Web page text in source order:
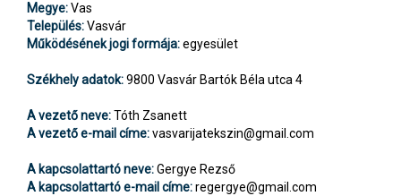
Megye:Vas
Település:Vasvár
Működésének jogi formája:egyesület
Székhely adatok:9800 Vasvár Bartók Béla utca 4
A vezető neve:Tóth Zsanett
A vezető e-mail címe:vasvarijatekszin@gmail.com
A kapcsolattartó neve:Gergye Rezső
A kapcsolattartó e-mail címe:regergye@gmail.com